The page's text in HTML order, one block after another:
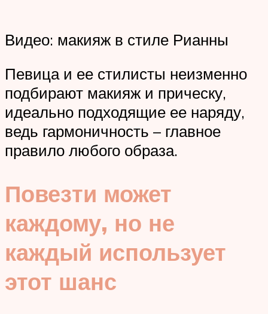
Видео: макияж в стиле Рианны
Певица и ее стилисты неизменно
подбирают макияж и прическу,
идеально подходящие ее наряду,
ведь гармоничность – главное
правило любого образа.
Повезти может
каждому, но не
каждый использует
этот шанс